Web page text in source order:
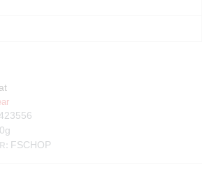
FSCHOP